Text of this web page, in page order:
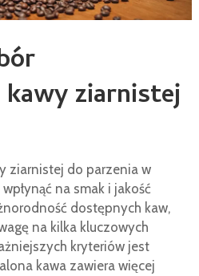
ziarnistej
ziarnistej do parzenia w
na smak i jakość
dostępnych kaw,
na kilka kluczowych
kryteriów jest
kawa zawiera więcej